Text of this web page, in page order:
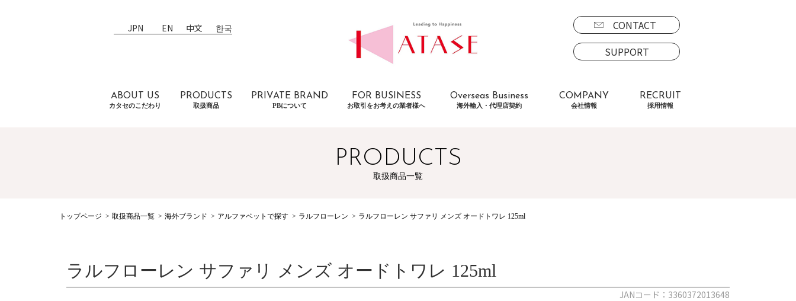
JPN EN 中文 한국
CONTACT
SUPPORT
ABOUT US
カタセのこだわり
PRODUCTS
取扱商品
PRIVATE BRAND
PBについて
FOR BUSINESS
お取引をお考えの業者様へ
Overseas Business
海外輸入・代理店契約
COMPANY
会社情報
RECRUIT
採用情報
PRODUCTS
取扱商品一覧
トップページ 取扱商品一覧 海外ブランド アルファベットで探す ラルフローレン ラルフローレン サファリ メンズ オードトワレ 125ml
ラルフローレン サファリ メンズ オードトワレ 125ml
JANコード：3360372013648